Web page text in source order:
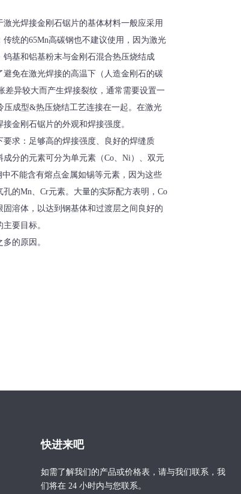
光焊接金刚石锯片的基体材料一般应采用
统的65Mn高碳钢也不建议使用，因为激光
基和铝基粉末与金刚石混合热压烧结成
免在激光焊接的高温下（人造金刚石的碳
异较大而产生焊接裂纹，通常需要设置一
压成型&热压烧结工艺连接在一起。在激光
金刚石锯片的外观和焊接强度。
求：足够高的焊接强度、良好的焊缝质
分的元素可分为单元素（Co、Ni）、双元
中不能含有熔点金属如锡等元素，因为这些
的Mn、Cr元素。大量的实际配方表明，Co
溶体，以达到钢基体和过渡层之间良好的
要目标。
的原因。
快进来吧
如需了解我们的产品或价格表，请与我们联系，我
们将在 24 小时内与您联系。